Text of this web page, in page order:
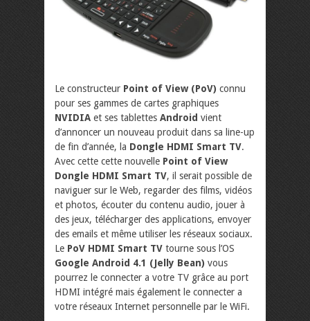
Le constructeur Point of View (PoV) connu
pour ses gammes de cartes graphiques
NVIDIA et ses tablettes Android vient
d’annoncer un nouveau produit dans sa line-up
de fin d’année, la Dongle HDMI Smart TV.
Avec cette cette nouvelle Point of View
Dongle HDMI Smart TV, il serait possible de
naviguer sur le Web, regarder des films, vidéos
et photos, écouter du contenu audio, jouer à
des jeux, télécharger des applications, envoyer
des emails et même utiliser les réseaux sociaux.
Le PoV HDMI Smart TV tourne sous l’OS
Google Android 4.1 (Jelly Bean) vous
pourrez le connecter a votre TV grâce au port
HDMI intégré mais également le connecter a
votre réseaux Internet personnelle par le WiFi.